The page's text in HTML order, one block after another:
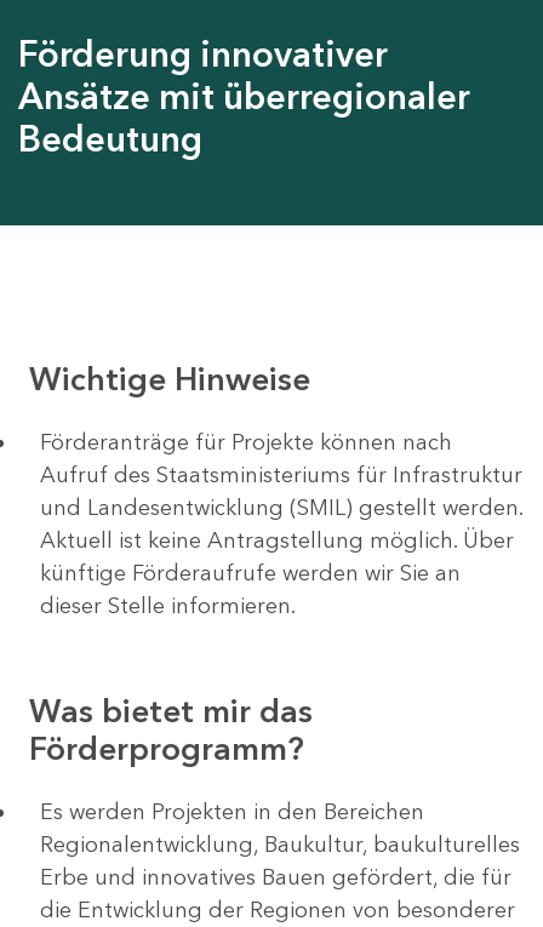
Förderung innovativer
Ansätze mit überregionaler
Bedeutung
Wichtige Hinweise
Förderanträge für Projekte können nach
Aufruf des Staatsministeriums für Infrastruktur
und Landesentwicklung (SMIL) gestellt werden.
Aktuell ist keine Antragstellung möglich. Über
künftige Förderaufrufe werden wir Sie an
dieser Stelle informieren.
Was bietet mir das
Förderprogramm?
Es werden Projekten in den Bereichen
Regionalentwicklung, Baukultur, baukulturelles
Erbe und innovatives Bauen gefördert, die für
die Entwicklung der Regionen von besonderer